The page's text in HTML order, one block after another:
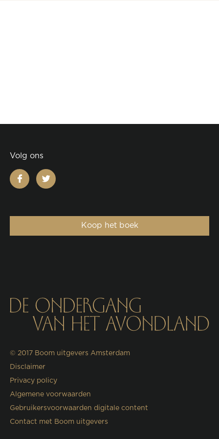
Volg ons
facebooktwitter
Koop het boek
© 2017 Boom uitgevers Amsterdam
Disclaimer
Privacy policy
Algemene voorwaarden
Gebruikersvoorwaarden digitale content
Contact met Boom uitgevers